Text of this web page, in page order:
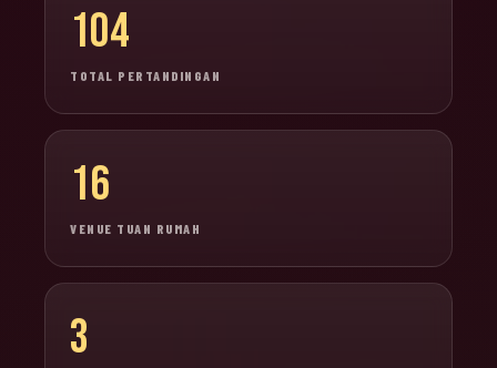
104
TOTAL PERTANDINGAN
16
VENUE TUAN RUMAH
3